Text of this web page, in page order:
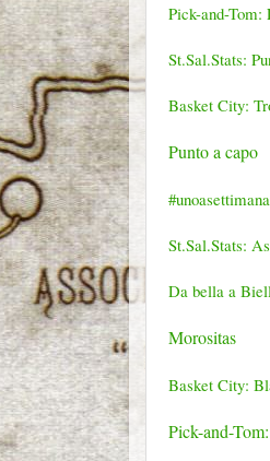
Pick-and-Tom:
St.Sal.Stats:
Basket City:
Punto a capo
St.Sal.Stats:
Da bella a
Morositas
Basket City:
Pick-and-